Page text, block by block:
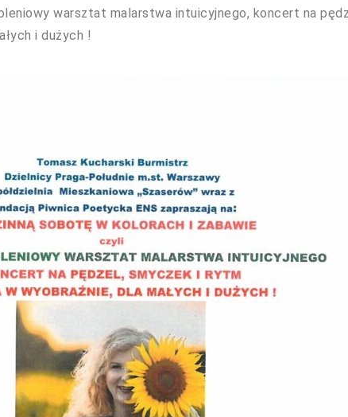
warsztat malarstwa intuicyjnego, koncert na
i dużych !